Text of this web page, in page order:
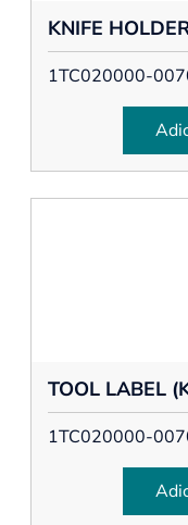
KNIFE
1TC020000-
TOOL LABEL
1TC020000-